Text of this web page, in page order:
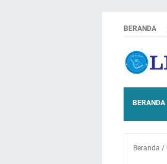
BERANDA
BERANDA
Beranda /